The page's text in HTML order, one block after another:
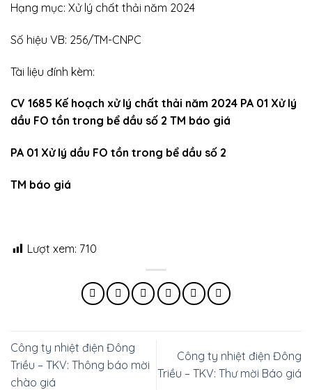
Hạng mục: Xử lý chất thải năm 2024
Số hiệu VB: 256/TM-CNPC
Tài liệu đính kèm:
CV 1685 Kế hoạch xử lý chất thải năm 2024 PA 01 Xử lý
dầu FO tồn trong bể dầu số 2 TM báo giá
PA 01 Xử lý dầu FO tồn trong bể dầu số 2
TM báo giá
Lượt xem: 710
Công ty nhiệt điện Đông
Triều – TKV: Thông báo mời
chào giá
Công ty nhiệt điện Đông
Triều – TKV: Thư mời Báo giá